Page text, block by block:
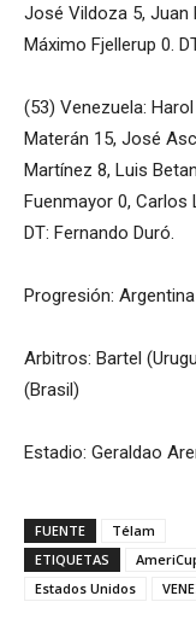
José Vildoza 5, Juan
Máximo Fjellerup 0.
(53) Venezuela:
Materán 15, José
Martínez 8, Luis
Fuenmayor 0, Carlos
DT: Fernando Duró.
Progresión:
Arbitros: Bartel
(Brasil)
Estadio: Geraldao
FUENTE
Télam
ETIQUETAS
Estados Unidos